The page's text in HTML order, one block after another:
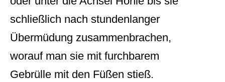
schließlich nach stundenlanger
Übermüdung zusammenbrachen,
worauf man sie mit furchbarem
Gebrülle mit den Füßen stieß.